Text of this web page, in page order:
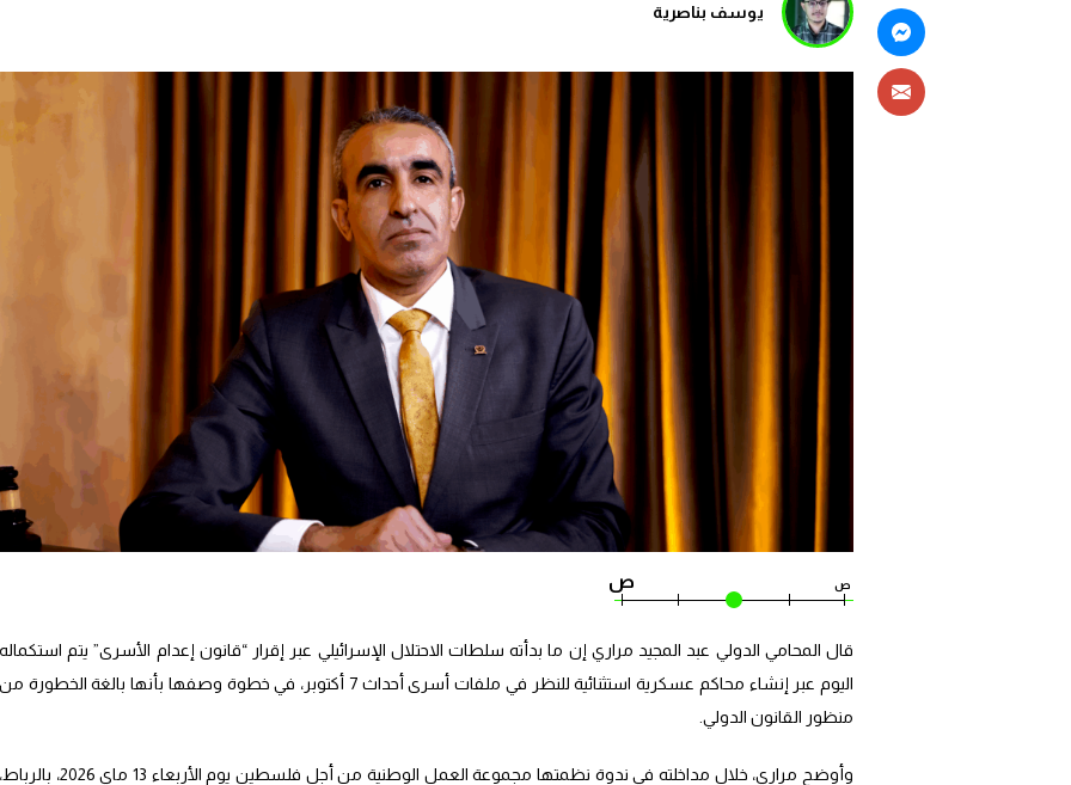
يوسف بناصرية
ص ص
قال المحامي الدولي عبد المجيد مراري إن ما بدأته سلطات الاحتلال الإسرائيلي عبر إقرار “قانون إعدام الأسرى” يتم استكماله
اليوم عبر إنشاء محاكم عسكرية استثنائية للنظر في ملفات أسرى أحداث 7 أكتوبر، في خطوة وصفها بأنها بالغة الخطورة من
منظور القانون الدولي.
وأوضح مراري، خلال مداخلته في ندوة نظمتها مجموعة العمل الوطنية من أجل فلسطين يوم الأربعاء 13 ماي 2026، بالرباط،